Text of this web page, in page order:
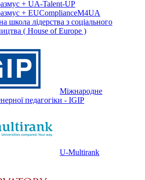
+ UA-Talent-UP
+ EUComplianceM4UA
школа лідерства з соціального
( House of Europe )
Міжнародне
педагогіки - IGIP
U-Multirank